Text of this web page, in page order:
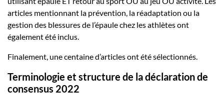
articles mentionnant la prévention, la réadaptation ou la
gestion des blessures de l’épaule chez les athlètes ont
également été inclus.
Finalement, une centaine d’articles ont été sélectionnés.
Terminologie et structure de la déclaration de
consensus 2022